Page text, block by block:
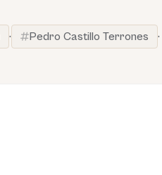
· Pedro Castillo Terrones
·